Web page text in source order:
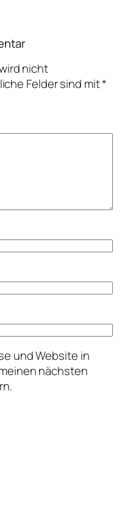
nicht
Felder sind mit*
und Website in
nächsten